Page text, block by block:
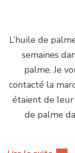
L’huile de
semaines
palme. Je
contacté la
étaient de leur
de palme